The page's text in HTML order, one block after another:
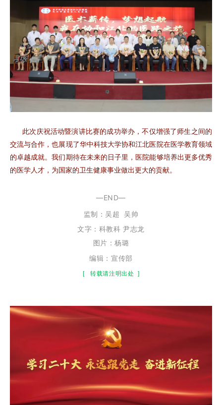
此次庆祝活动暨演讲比赛的成功举办，不仅增强了师生之间的
交流与合作，也展现了华中科技大学协和江北医院在医学教育领域
的卓越成就。我们期待在未来的日子里，医院能够培养出更多优秀
的医学人才，为国家的卫生健康事业做出更大的贡献。
—END—
监制： 吴超
吴帅
文字：科教科 尹志龙
图片：杨璐
编辑：宣传部
[ 转载请注明出处 ]